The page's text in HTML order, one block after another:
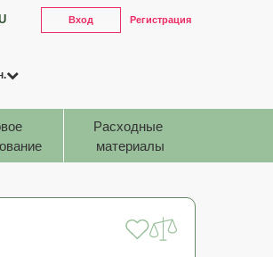
Вход Регистрация
Расходные
материалы